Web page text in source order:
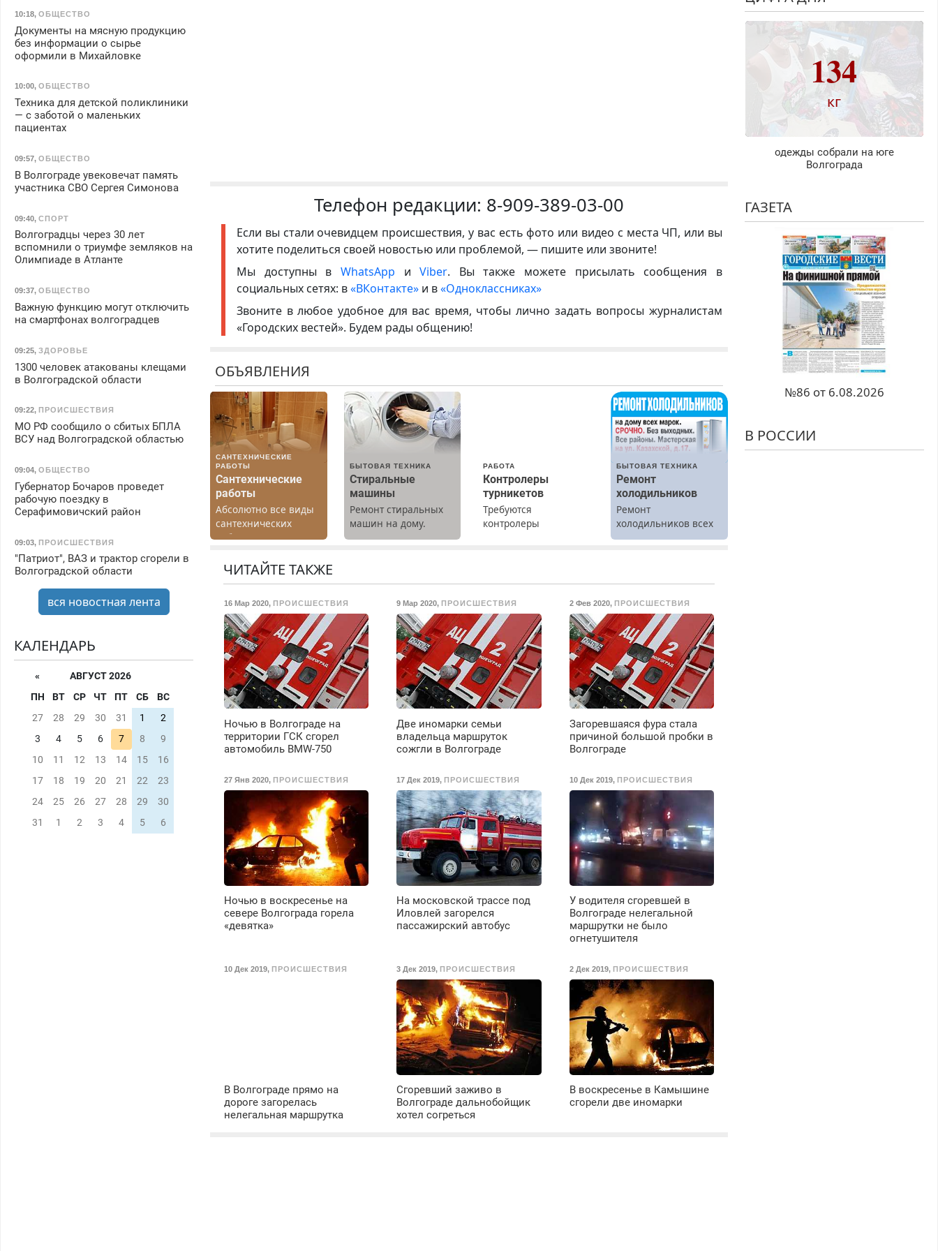
Телефон редакции: 8-909-389-03-00
Если вы стали очевидцем происшествия, у вас есть фото или видео с места ЧП, или вы
хотите поделиться своей новостью или проблемой, — пишите или звоните!
Мы доступны в WhatsApp иViber. Вы также можете присылать сообщения в
социальных сетях: в«ВКонтакте» и в«Одноклассниках»
Звоните в любое удобное для вас время, чтобы лично задать вопросы журналистам
«Городских вестей». Будем рады общению!
ОБЪЯВЛЕНИЯ
САНТЕХНИЧЕСКИЕ
РАБОТЫ
Сантехнические
работы
Абсолютно все виды
сантехнических
работ. Быстро.
Недорого.
БЫТОВАЯ ТЕХНИКА
Стиральные
машины
Ремонт стиральных
машин на дому.
Выезд и диагностика
РАБОТА
Контролеры
турникетов
Требуются
контролеры
ТК РФ. График работы
любой. Бесплатное
проживание. З/п – до
96000 рублей до
вычета налогов.
Ежемесячно
выплачивается
денежная премия.
Возможно бесплатное
обучение, получение
документов, работа
транспортной
безопасности с з/п до
125000 руб.
БЫТОВАЯ ТЕХНИКА
Ремонт
холодильников
Ремонт
холодильников всех
марок на дому.
ЧИТАЙТЕ ТАКЖЕ
16 Мар 2020, ПРОИСШЕСТВИЯ
Ночью в Волгограде на
территории ГСК сгорел
автомобиль BMW-750
9 Мар 2020, ПРОИСШЕСТВИЯ
Две иномарки семьи
владельца маршруток
сожгли в Волгограде
2 Фев 2020, ПРОИСШЕСТВИЯ
Загоревшаяся фура стала
причиной большой пробки в
Волгограде
27 Янв 2020, ПРОИСШЕСТВИЯ
Ночью в воскресенье на
севере Волгограда горела
«девятка»
17 Дек 2019, ПРОИСШЕСТВИЯ
На московской трассе под
Иловлей загорелся
пассажирский автобус
10 Дек 2019, ПРОИСШЕСТВИЯ
У водителя сгоревшей в
Волгограде нелегальной
маршрутки не было
огнетушителя
10 Дек 2019, ПРОИСШЕСТВИЯ
В Волгограде прямо на
дороге загорелась
нелегальная маршрутка
3 Дек 2019, ПРОИСШЕСТВИЯ
Сгоревший заживо в
Волгограде дальнобойщик
хотел согреться
2 Дек 2019, ПРОИСШЕСТВИЯ
В воскресенье в Камышине
сгорели две иномарки
10:18, ОБЩЕСТВО
Документы на мясную продукцию
без информации о сырье
оформили в Михайловке
10:00, ОБЩЕСТВО
Техника для детской поликлиники
— с заботой о маленьких
пациентах
09:57, ОБЩЕСТВО
В Волгограде увековечат память
участника СВО Сергея Симонова
09:40, СПОРТ
Волгоградцы через 30 лет
вспомнили о триумфе земляков на
Олимпиаде в Атланте
09:37, ОБЩЕСТВО
Важную функцию могут отключить
на смартфонах волгоградцев
09:25, ЗДОРОВЬЕ
1300 человек атакованы клещами
в Волгоградской области
09:22, ПРОИСШЕСТВИЯ
МО РФ сообщило о сбитых БПЛА
ВСУ над Волгоградской областью
09:04, ОБЩЕСТВО
Губернатор Бочаров проведет
рабочую поездку в
Серафимовичский район
09:03, ПРОИСШЕСТВИЯ
"Патриот", ВАЗ и трактор сгорели в
Волгоградской области
вся новостная лента
КАЛЕНДАРЬ
«
АВГУСТ 2026
ПН
ВТ СР ЧТ ПТ СБ
ВС
27
28 29 30 31 1
2
3
4 5 6 7 8
9
10
11 12 13 14 15
16
17
18 19 20 21 22
23
24
25 26 27 28 29
30
31
1 2 3 4 5 6
134
кг
одежды собрали на юге
Волгограда
ГАЗЕТА
№86 от 6.08.2026
В РОССИИ